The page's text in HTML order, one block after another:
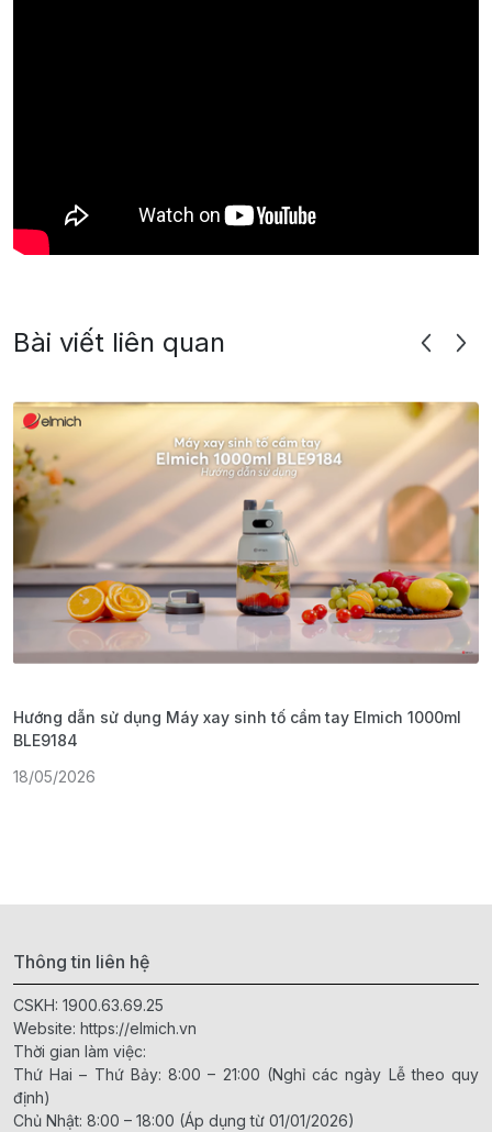
Bài viết liên quan
Hướng dẫn sử dụng Máy xay sinh tố cầm tay Elmich 1000ml
BLE9184
18/05/2026
Thông tin liên hệ
CSKH: 1900.63.69.25
Website: https://elmich.vn
Thời gian làm việc:
Thứ Hai – Thứ Bảy: 8:00 – 21:00 (Nghỉ các ngày Lễ theo quy
định)
Chủ Nhật: 8:00 – 18:00 (Áp dụng từ 01/01/2026)